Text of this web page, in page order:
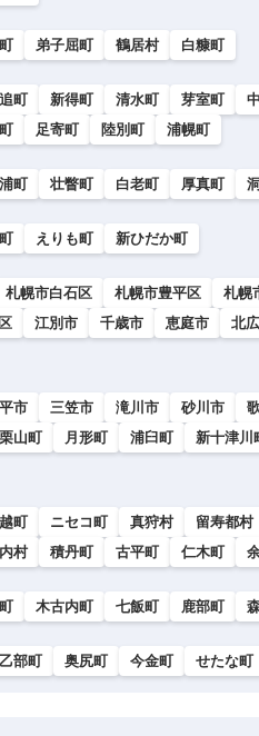
弟子屈町 鶴居村 白糠町
町 新得町 清水町 芽室町
足寄町 陸別町 浦幌町
町 壮瞥町 白老町 厚真町
えりも町 新ひだか町
札幌市白石区 札幌市豊平区 札幌
江別市 千歳市 恵庭市 北
市 三笠市 滝川市 砂川市
栗山町 月形町 浦臼町 新十津川
町 ニセコ町 真狩村 留寿都村
村 積丹町 古平町 仁木町
木古内町 七飯町 鹿部町
乙部町 奥尻町 今金町 せたな町